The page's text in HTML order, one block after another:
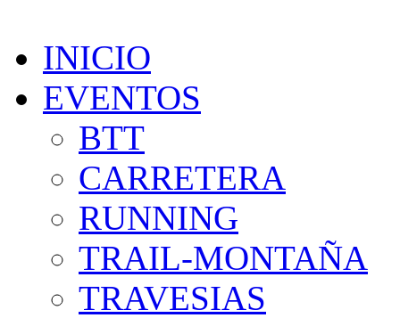
INICIO
EVENTOS
BTT
CARRETERA
RUNNING
TRAIL-MONTAÑA
TRAVESIAS